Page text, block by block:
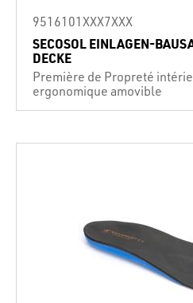
9516101XXX7XXX
SECOSOL EINLAGEN-
DECKE
Première de Propreté
ergonomique amovible